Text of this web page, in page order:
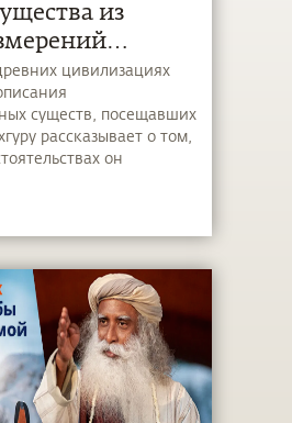
из
наш мир?
цивилизациях
существ, посещавших
рассказывает о том,
он
их роль в нашей